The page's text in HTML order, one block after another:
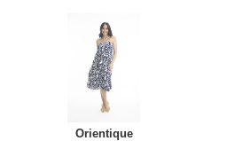
Orientique